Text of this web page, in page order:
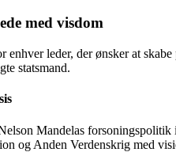
med visdom
enhver leder, der ønsker at
statsmand.
Mandelas
og Anden Verdenskrig med